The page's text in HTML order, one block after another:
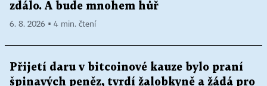
zdálo. A bude mnohem hůř
6. 8. 2026 ▪ 4 min. čtení
Přijetí daru v bitcoinové kauze bylo praní
špinavých peněz, tvrdí žalobkyně a žádá pro